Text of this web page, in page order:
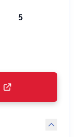
5